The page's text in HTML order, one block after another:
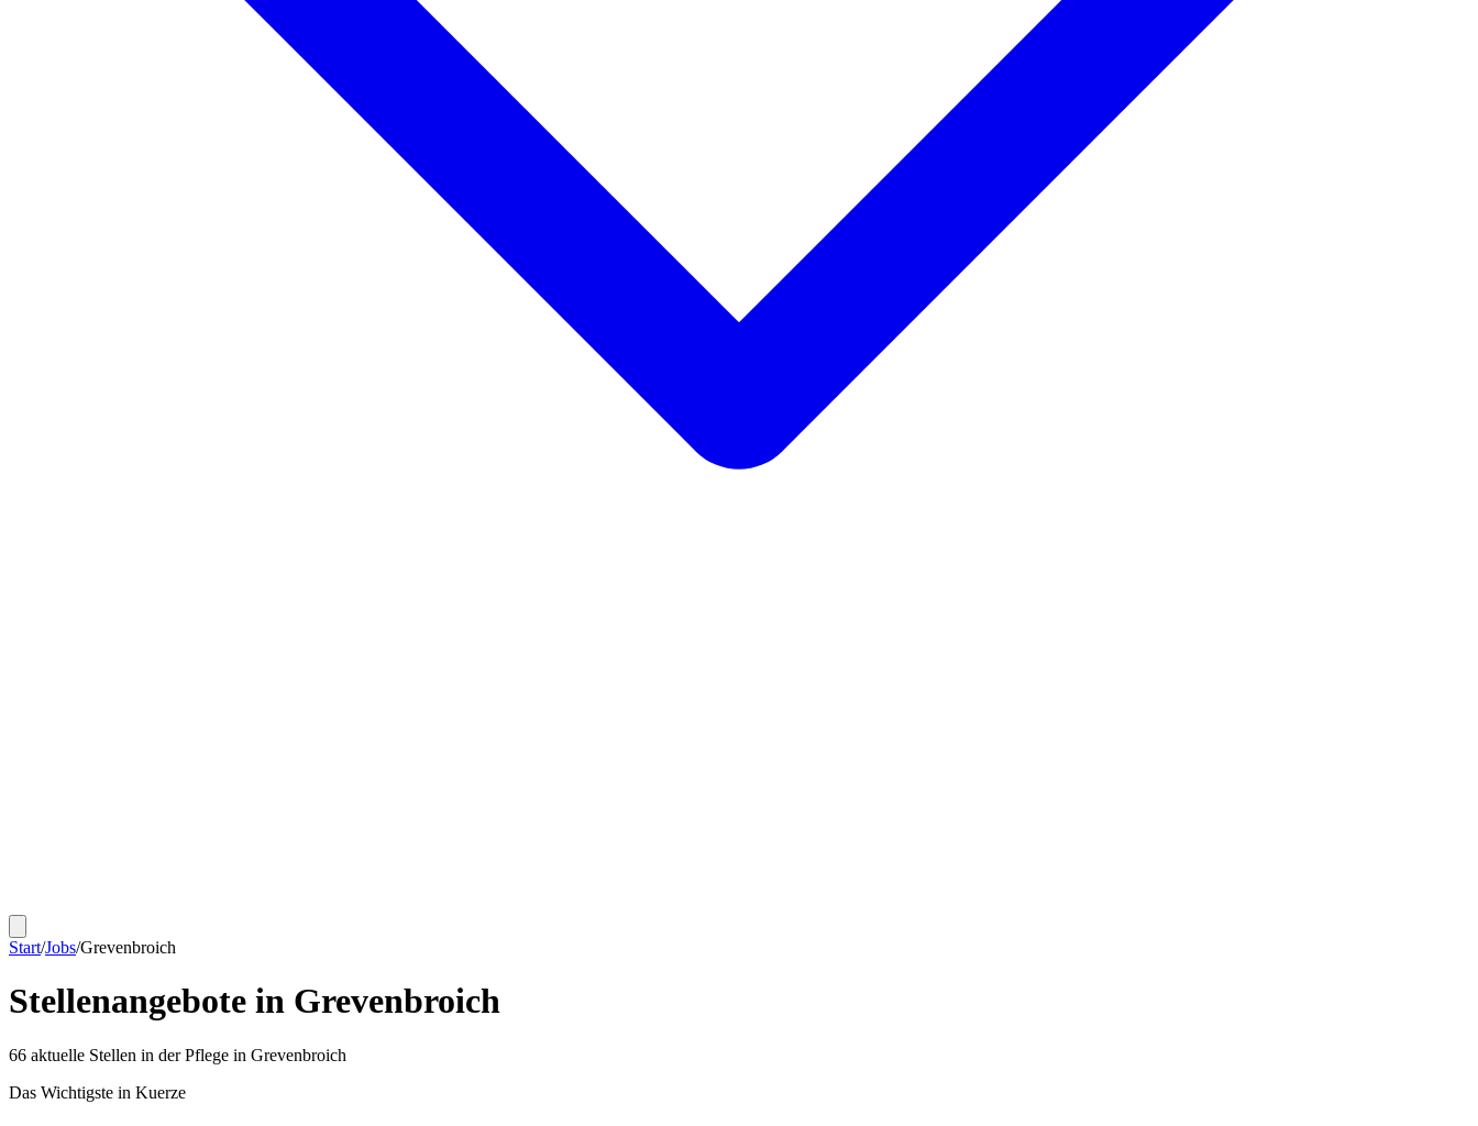
Start/Jobs/Grevenbroich
Stellenangebote in Grevenbroich
66 aktuelle Stellen in der Pflege in Grevenbroich
Das Wichtigste in Kuerze